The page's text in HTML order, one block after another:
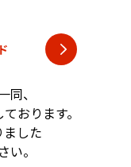
、
おります。
した
い。